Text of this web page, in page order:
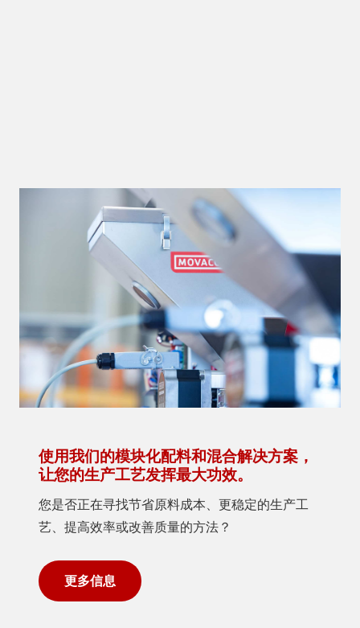
使用我们的模块化配料和混合解决方案，
让您的生产工艺发挥最大功效。
您是否正在寻找节省原料成本、更稳定的生产工
艺、提高效率或改善质量的方法？
更多信息